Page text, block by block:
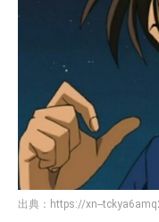
出典： https://xn--